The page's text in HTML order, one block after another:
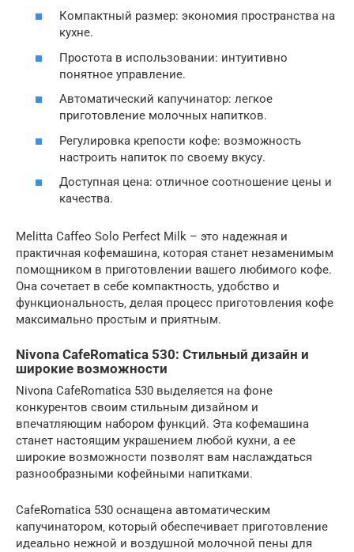
Компактный размер: экономия пространства на
кухне.
Простота в использовании: интуитивно
понятное управление.
Автоматический капучинатор: легкое
приготовление молочных напитков.
Регулировка крепости кофе: возможность
настроить напиток по своему вкусу.
Доступная цена: отличное соотношение цены и
качества.
Melitta Caffeo Solo Perfect Milk – это надежная и
практичная кофемашина‚ которая станет незаменимым
помощником в приготовлении вашего любимого кофе.
Она сочетает в себе компактность‚ удобство и
функциональность‚ делая процесс приготовления кофе
максимально простым и приятным.
Nivona CafeRomatica 530: Стильный дизайн и
широкие возможности
Nivona CafeRomatica 530 выделяется на фоне
конкурентов своим стильным дизайном и
впечатляющим набором функций. Эта кофемашина
станет настоящим украшением любой кухни‚ а ее
широкие возможности позволят вам наслаждаться
разнообразными кофейными напитками.
CafeRomatica 530 оснащена автоматическим
капучинатором‚ который обеспечивает приготовление
идеально нежной и воздушной молочной пены для